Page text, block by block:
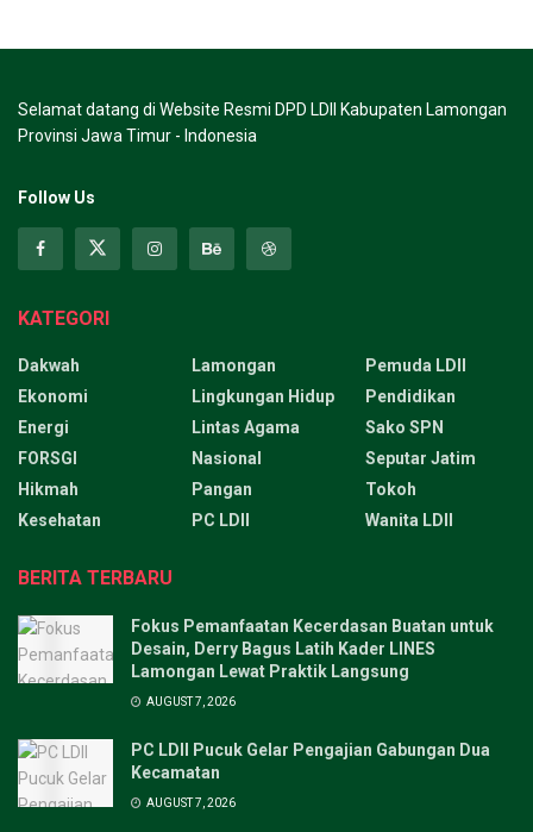
Selamat datang di Website Resmi DPD LDII Kabupaten Lamongan
Provinsi Jawa Timur - Indonesia
Follow Us
KATEGORI
Dakwah
Ekonomi
Energi
FORSGI
Hikmah
Kesehatan
Lamongan
Lingkungan Hidup
Lintas Agama
Nasional
Pangan
PC LDII
Pemuda LDII
Pendidikan
Sako SPN
Seputar Jatim
Tokoh
Wanita LDII
BERITA TERBARU
Fokus Pemanfaatan Kecerdasan Buatan untuk
Desain, Derry Bagus Latih Kader LINES
Lamongan Lewat Praktik Langsung
AUGUST 7, 2026
PC LDII Pucuk Gelar Pengajian Gabungan Dua
Kecamatan
AUGUST 7, 2026